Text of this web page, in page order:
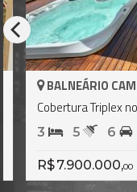
BALNEÁRIO
Cobertura Triplex
3 5 6
R$ 7.900.000,00